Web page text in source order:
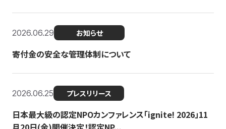
2026.06.29 お知らせ
寄付金の安全な管理体制について
2026.06.25 プレスリリース
日本最大級の認定NPOカンファレンス「ignite! 2026」11